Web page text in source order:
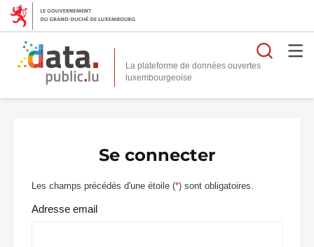
La plateforme de données ouvertes
Se connecter
Les champs précédés d'une étoile (*) sont obligatoires.
Adresse email